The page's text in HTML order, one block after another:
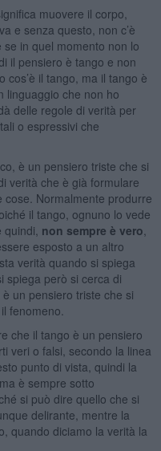
muovere il corpo,
e senza questo, non c’è
in quel momento non lo
il pensiero è tango e non
cos’è il tango, ma il tango è
linguaggio che non ho
delle regole di verità per
o espressivi che
è un pensiero triste che si
verità che è già formulare
cose. Normalmente produrre
il tango, ognuno lo vede
non sempre è vero
esposto a un altro
verità quando si spiega
spiega però si cerca di
un pensiero triste che si
fenomeno.
che il tango è un pensiero
veri o falsi, secondo la linea
punto di vista, quindi la
è sempre sotto
si può dire quello che si
delirante, mentre la
quando diciamo la verità la